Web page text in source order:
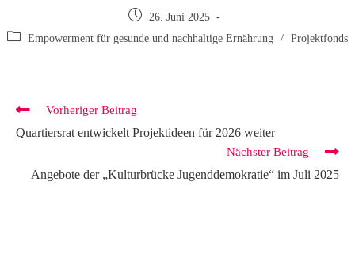
26. Juni 2025
Empowerment für gesunde und nachhaltige Ernährung / Projektfonds
Vorheriger Beitrag
Quartiersrat entwickelt Projektideen für 2026 weiter
Nächster Beitrag
Angebote der „Kulturbrücke Jugenddemokratie“ im Juli 2025